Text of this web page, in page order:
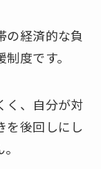
の経済的な負
度です。
く、自分が対
を後回しにし